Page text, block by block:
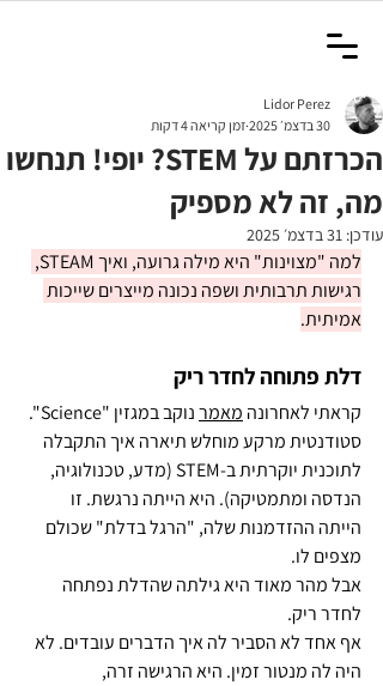
הכרזתם על STEM? יופי! תנחשו
מה, זה לא מספיק
Lidor Perez
30 בדצמ׳ 2025
זמן קריאה 4 דקות
עודכן: 31 בדצמ׳ 2025
למה "מצוינות" היא מילה גרועה, ואיך STEAM,
רגישות תרבותית ושפה נכונה מייצרים שייכות
אמיתית.
דלת פתוחה לחדר ריק
קראתי לאחרונה מאמר
נוקב במגזין "Science".
סטודנטית מרקע מוחלש תיארה איך התקבלה
לתוכנית יוקרתית ב-STEM (מדע, טכנולוגיה,
הנדסה ומתמטיקה). היא הייתה נרגשת. זו
הייתה ההזדמנות שלה, "הרגל בדלת" שכולם
מצפים לו.
אבל מהר מאוד היא גילתה שהדלת נפתחה
לחדר ריק.
אף אחד לא הסביר לה איך הדברים עובדים. לא
היה לה מנטור זמין. היא הרגישה זרה,